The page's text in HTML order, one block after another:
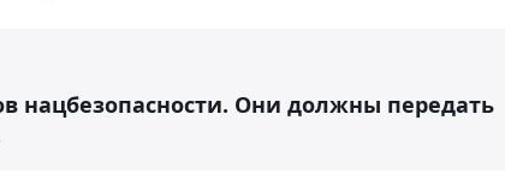
нацбезопасности. Они должны передать